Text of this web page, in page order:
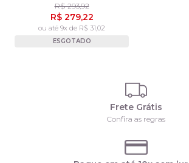
R$ 293,92
R$ 279,22
ou até 9x de R$ 31,02
ESGOTADO
Frete Grátis
Confira as regras